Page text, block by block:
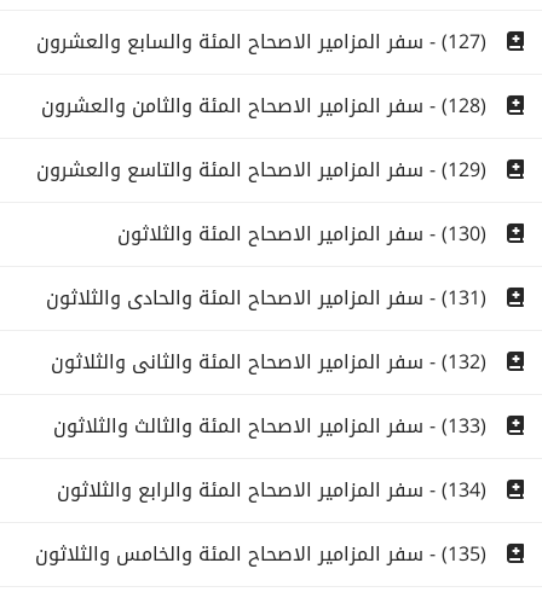
(127) - سفر المزامير الاصحاح المئة والسابع والعشرون
(128) - سفر المزامير الاصحاح المئة والثامن والعشرون
(129) - سفر المزامير الاصحاح المئة والتاسع والعشرون
(130) - سفر المزامير الاصحاح المئة والثلاثون
(131) - سفر المزامير الاصحاح المئة والحادى والثلاثون
(132) - سفر المزامير الاصحاح المئة والثانى والثلاثون
(133) - سفر المزامير الاصحاح المئة والثالث والثلاثون
(134) - سفر المزامير الاصحاح المئة والرابع والثلاثون
(135) - سفر المزامير الاصحاح المئة والخامس والثلاثون